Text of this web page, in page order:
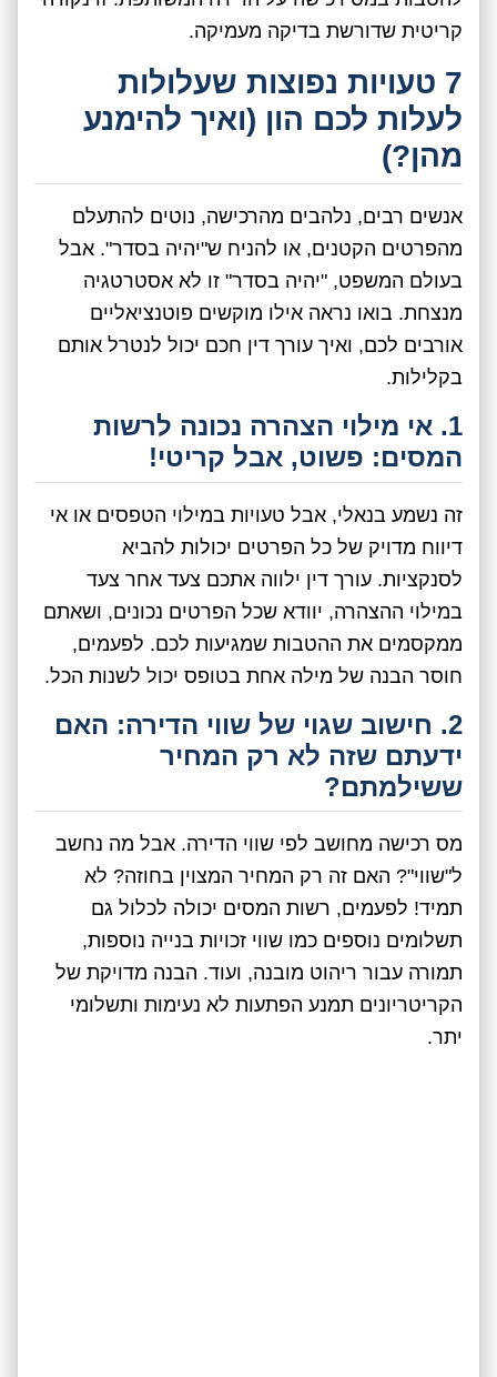
קריטית שדורשת בדיקה מעמיקה.
7 טעויות נפוצות שעלולות
לעלות לכם הון (ואיך להימנע
מהן?)
אנשים רבים, נלהבים מהרכישה, נוטים להתעלם
מהפרטים הקטנים, או להניח ש"יהיה בסדר". אבל
בעולם המשפט, "יהיה בסדר" זו לא אסטרטגיה
מנצחת. בואו נראה אילו מוקשים פוטנציאליים
אורבים לכם, ואיך עורך דין חכם יכול לנטרל אותם
בקלילות.
1. אי מילוי הצהרה נכונה לרשות
המסים: פשוט, אבל קריטי!
זה נשמע בנאלי, אבל טעויות במילוי הטפסים או אי
דיווח מדויק של כל הפרטים יכולות להביא
לסנקציות. עורך דין ילווה אתכם צעד אחר צעד
במילוי ההצהרה, יוודא שכל הפרטים נכונים, ושאתם
ממקסמים את ההטבות שמגיעות לכם. לפעמים,
חוסר הבנה של מילה אחת בטופס יכול לשנות הכל.
2. חישוב שגוי של שווי הדירה: האם
ידעתם שזה לא רק המחיר
ששילמתם?
מס רכישה מחושב לפי שווי הדירה. אבל מה נחשב
ל"שווי"? האם זה רק המחיר המצוין בחוזה? לא
תמיד! לפעמים, רשות המסים יכולה לכלול גם
תשלומים נוספים כמו שווי זכויות בנייה נוספות,
תמורה עבור ריהוט מובנה, ועוד. הבנה מדויקת של
הקריטריונים תמנע הפתעות לא נעימות ותשלומי
יתר.